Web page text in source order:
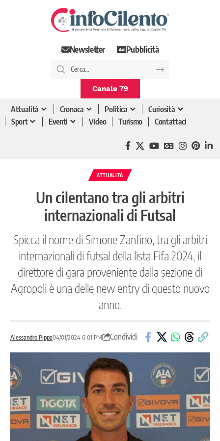
Newsletter Pubblicità
Canale 79
Attualità Cronaca Politica
Curiosità
Sport
Eventi Video Turismo Contattaci
ATTUALITÀ
Un cilentano tra gli arbitri
internazionali di Futsal
Spicca il nome di Simone Zanfino, tra gli arbitri
internazionali di futsal della lista Fifa 2024, il
direttore di gara proveniente dalla sezione di
Agropoli è una delle new entry di questo nuovo
anno.
Alessandro Pippa04/01/2024 6:01 PM Condividi